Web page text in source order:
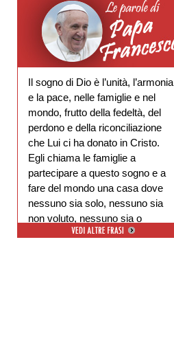
Il sogno di Dio è l’unità, l’armonia
e la pace, nelle famiglie e nel
mondo, frutto della fedeltà, del
perdono e della riconciliazione
che Lui ci ha donato in Cristo.
Egli chiama le famiglie a
partecipare a questo sogno e a
fare del mondo una casa dove
nessuno sia solo, nessuno sia
non voluto, nessuno sia o